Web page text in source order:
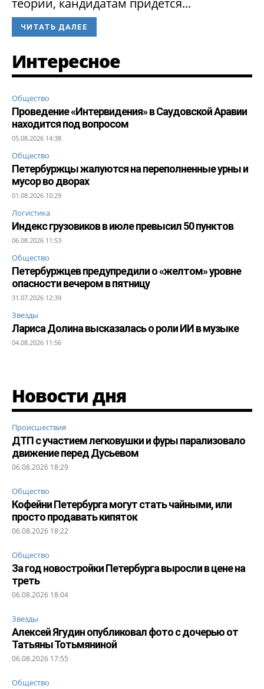
теории, кандидатам придется...
ЧИТАТЬ ДАЛЕЕ
Интересное
Общество
Проведение «Интервидения» в Саудовской Аравии
находится под вопросом
05.08.2026 14:38
Общество
Петербуржцы жалуются на переполненные урны и
мусор во дворах
01.08.2026 10:29
Логистика
Индекс грузовиков в июле превысил 50 пунктов
06.08.2026 11:53
Общество
Петербуржцев предупредили о «желтом» уровне
опасности вечером в пятницу
31.07.2026 12:39
Звезды
Лариса Долина высказалась о роли ИИ в музыке
04.08.2026 11:56
Новости дня
Происшествия
ДТП с участием легковушки и фуры парализовало
движение перед Дусьевом
06.08.2026 18:29
Общество
Кофейни Петербурга могут стать чайными, или
просто продавать кипяток
06.08.2026 18:22
Общество
За год новостройки Петербурга выросли в цене на
треть
06.08.2026 18:04
Звезды
Алексей Ягудин опубликовал фото с дочерью от
Татьяны Тотьмяниной
06.08.2026 17:55
Общество